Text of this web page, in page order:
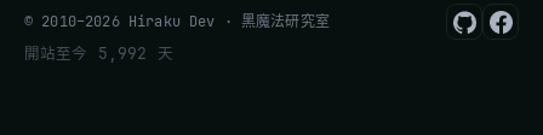
© 2010–2026 Hiraku Dev · 黑魔法研究室
開站至今 5,992 天